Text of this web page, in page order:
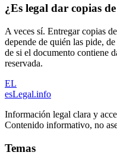
¿Es legal dar copias
A veces sí. Entregar copias
depende de quién las pide,
de si el documento contiene
reservada.
EL
esLegal.info
Información legal clara y
Contenido informativo, no
Temas